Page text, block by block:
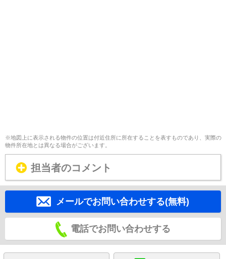
※地図上に表示される物件の位置は付近住所に所在することを表すものであり、実際の
物件所在地とは異なる場合がございます。
担当者のコメント
メールでお問い合わせする(無料)
電話でお問い合わせする